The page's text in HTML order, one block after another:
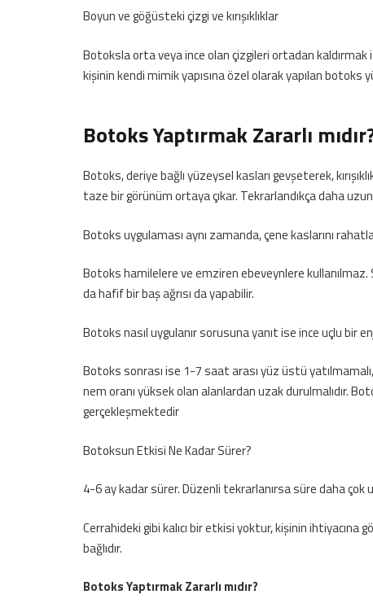
Boyun ve göğüsteki çizgi ve kırışıklıklar
Botoksla orta veya ince olan çizgileri ortadan kaldırmak
kişinin kendi mimik yapısına özel olarak yapılan
Botoks Yaptırmak Zararlı
Botoks, deriye bağlı yüzeysel kasları gevşeterek,
taze bir görünüm ortaya çıkar. Tekrarlandıkça daha
Botoks uygulaması aynı zamanda, çene kaslarını
Botoks hamilelere ve emziren ebeveynlere kullanılmaz.
da hafif bir baş ağrısı da yapabilir.
Botoks nasıl uygulanır sorusuna yanıt ise ince uçlu bir
Botoks sonrası ise 1-7 saat arası yüz üstü yatılmamalı,
nem oranı yüksek olan alanlardan uzak durulmalıdır.
gerçekleşmektedir
Botoksun Etkisi Ne Kadar Sürer?
4-6 ay kadar sürer. Düzenli tekrarlanırsa süre daha çok
Cerrahideki gibi kalıcı bir etkisi yoktur, kişinin
bağlıdır.
Botoks Yaptırmak Zararlı mıdır?